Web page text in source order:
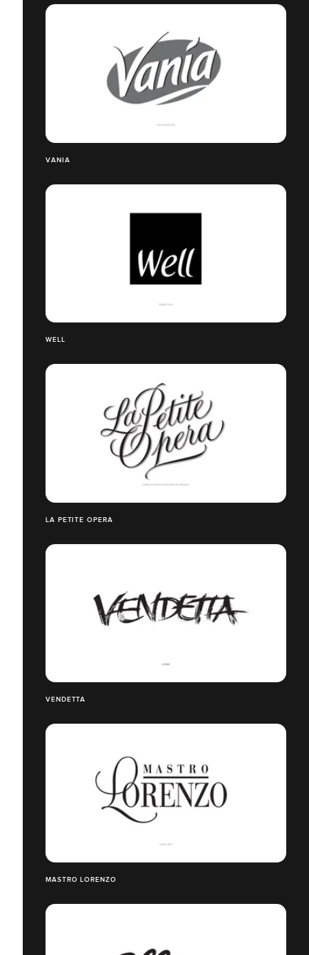
VANIA
WELL
LA PETITE OPERA
VENDETTA
MASTRO LORENZO